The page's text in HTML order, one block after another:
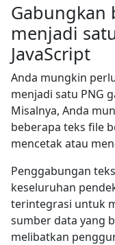
Gabungkan
menjadi
JavaScript
Anda mungkin
menjadi satu PNG
Misalnya, Anda
beberapa teks file
mencetak atau
Penggabungan
keseluruhan
terintegrasi untuk
sumber data yang
melibatkan